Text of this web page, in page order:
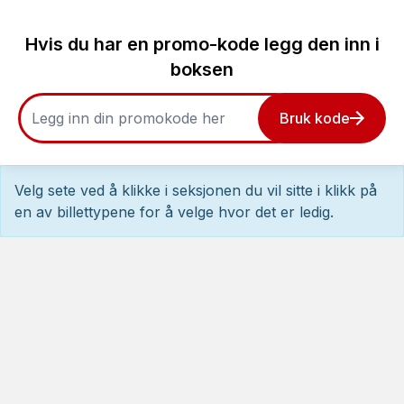
Hvis du har en promo-kode legg den inn i
boksen
Bruk kode
Velg sete ved å klikke i seksjonen du vil sitte i klikk på
en av billettypene for å velge hvor det er ledig.